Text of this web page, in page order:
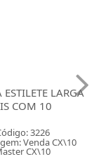
LARGA
COM 10
3226
Venda CX\10
CX\10